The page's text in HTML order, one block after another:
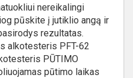
nereikalingi
pūskite į jutiklio angą ir
rezultatas.
alkotesteris PFT-62
PŪTIMO
pūtimo laikas